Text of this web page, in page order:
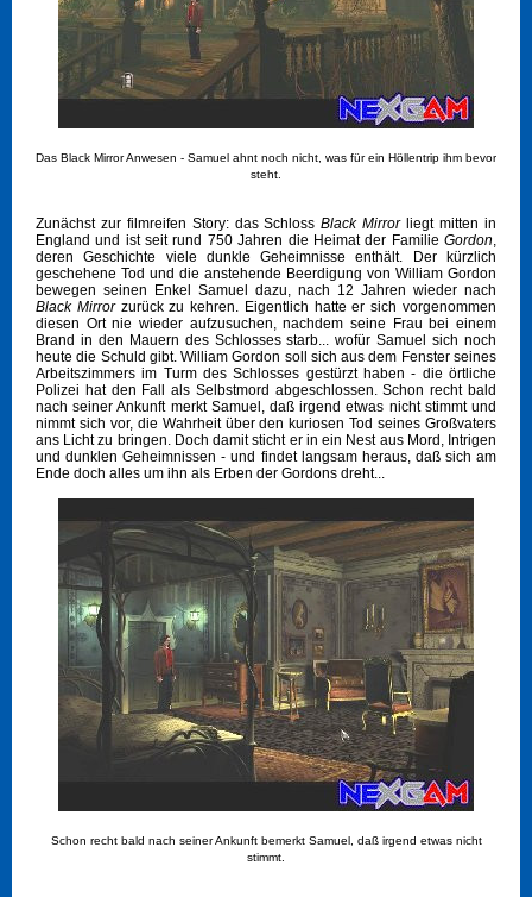
Das Black Mirror Anwesen - Samuel ahnt noch nicht, was für ein Höllentrip ihm bevor
steht.
Zunächst zur filmreifen Story: das SchlossBlack Mirrorliegt mitten in
England und ist seit rund 750 Jahren die Heimat der Familie Gordon,
deren Geschichte viele dunkle Geheimnisse enthält. Der kürzlich
geschehene Tod und die anstehende Beerdigung von William Gordon
bewegen seinen Enkel Samuel dazu, nach 12 Jahren wieder nach
Black Mirrorzurück zu kehren. Eigentlich hatte er sich vorgenommen
diesen Ort nie wieder aufzusuchen, nachdem seine Frau bei einem
Brand in den Mauern des Schlosses starb... wofür Samuel sich noch
heute die Schuld gibt. William Gordon soll sich aus dem Fenster seines
Arbeitszimmers im Turm des Schlosses gestürzt haben - die örtliche
Polizei hat den Fall als Selbstmord abgeschlossen. Schon recht bald
nach seiner Ankunft merkt Samuel, daß irgend etwas nicht stimmt und
nimmt sich vor, die Wahrheit über den kuriosen Tod seines Großvaters
ans Licht zu bringen. Doch damit sticht er in ein Nest aus Mord, Intrigen
und dunklen Geheimnissen - und findet langsam heraus, daß sich am
Ende doch alles um ihn als Erben der Gordons dreht...
Schon recht bald nach seiner Ankunft bemerkt Samuel, daß irgend etwas nicht
stimmt.